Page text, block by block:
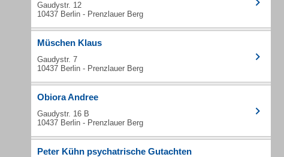
Gaudystr. 12
10437 Berlin - Prenzlauer Berg
Müschen Klaus
Gaudystr. 7
10437 Berlin - Prenzlauer Berg
Obiora Andree
Gaudystr. 16 B
10437 Berlin - Prenzlauer Berg
Peter Kühn psychatrische Gutachten